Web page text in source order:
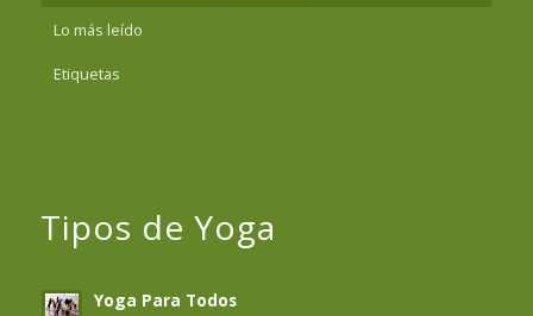
Lo más leído
Etiquetas
Tipos de Yoga
Yoga Para Todos